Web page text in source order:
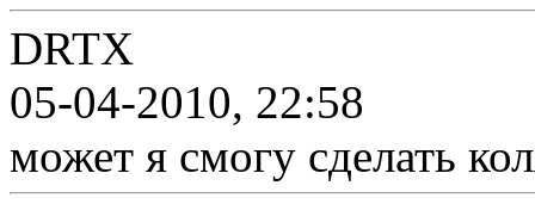
DRTX
05-04-2010, 22:58
может я смогу сделать